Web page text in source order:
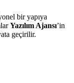
bir yapıya
Yazılım Ajansı’in
geçirilir.